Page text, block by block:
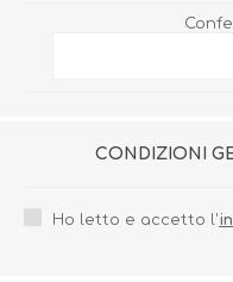
CONDIZIONI
Ho letto e accetto l'